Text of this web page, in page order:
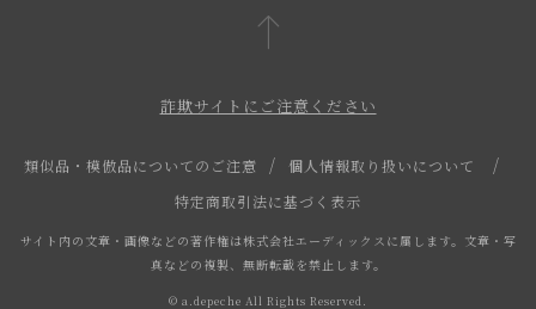
詐欺サイトにご注意ください
類似品・模倣品についてのご注意
個人情報取り扱いについて
特定商取引法に基づく表示
サイト内の文章・画像などの著作権は株式会社エーディックスに属します。文章・写
真などの複製、無断転載を禁止します。
© a.depeche All Rights Reserved.